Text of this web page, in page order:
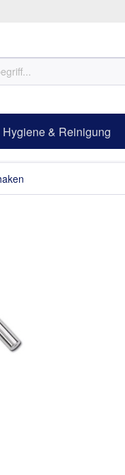
Hygiene & Reinigung